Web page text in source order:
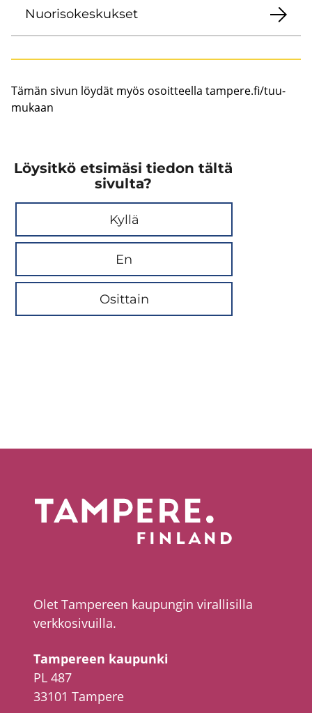
Nuo­ri­so­kes­kuk­set
Tämän sivun löy­dät myös osoit­teel­la tam­pe­re.fi/tuu­
mu­kaan
Löysitkö etsimäsi tiedon tältä
sivulta?
Kyllä
En
Osittain
Olet Tampereen kaupungin virallisilla
verkkosivuilla.
Tampereen kaupunki
PL 487
33101 Tampere